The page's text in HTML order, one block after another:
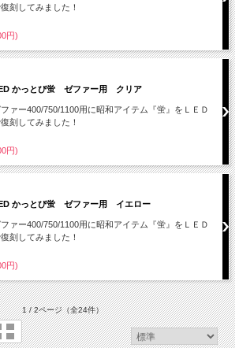
刻してみました！
円)
かっとび蛍 ゼファー用 クリア
ァー400/750/1100用に昭和アイテム『蛍』をＬＥＤ
刻してみました！
円)
かっとび蛍 ゼファー用 イエロー
ァー400/750/1100用に昭和アイテム『蛍』をＬＥＤ
刻してみました！
円)
1 / 2ページ（全24件）